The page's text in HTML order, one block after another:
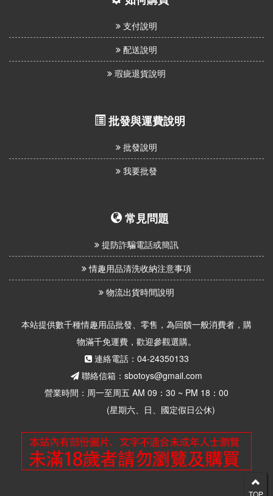
支付說明
配送說明
瑕疵退貨說明
批發與運費說明
批發說明
我要批發
常見問題
提防詐騙電話或簡訊
情趣用品清洗收納注意事項
物流出貨時間說明
本站提供數千種情趣用品批發、零售，為回饋一般消費者，購
物滿千免運費，歡迎參觀選購。
連絡電話：04-24350133
聯絡信箱：sbotoys@gmail.com
營業時間：周一至周五 AM 09：30 ~ PM 18：00
(星期六、日、國定假日公休)
TOP